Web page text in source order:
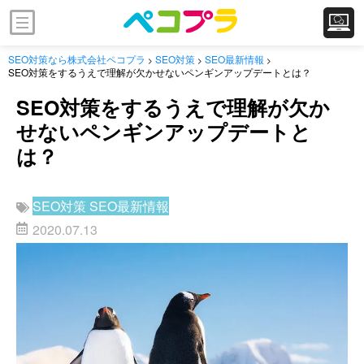
SEO対策なら株式会社ペコプラ > SEO対策 > SEO最新情報 >
SEO対策をするうえで理解が欠かせないペンギンアップデートとは？
SEO対策をするうえで理解が欠か
せないペンギンアップデートと
は？
SEO対策 SEO最新情報
2020.07.13